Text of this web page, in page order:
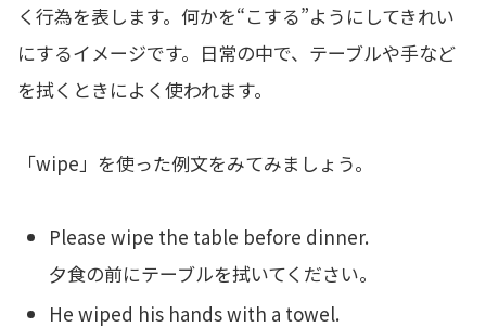
く行為を表します。何かを“こする”ようにしてきれい
にするイメージです。日常の中で、テーブルや手など
を拭くときによく使われます。
「wipe」を使った例文をみてみましょう。
Please wipe the table before dinner.
夕食の前にテーブルを拭いてください。
He wiped his hands with a towel.